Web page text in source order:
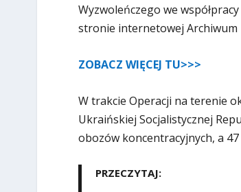
Wyzwoleńczego we
stronie internetowej Archiwum
ZOBACZ WIĘCEJ TU>>>
W trakcie Operacji na terenie
Ukraińskiej Socjalistycznej
obozów koncentracyjnych, a
PRZECZYTAJ: